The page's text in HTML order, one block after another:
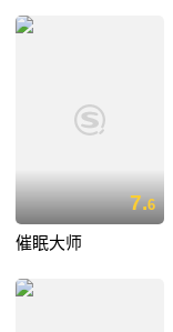
7.6
催眠大师